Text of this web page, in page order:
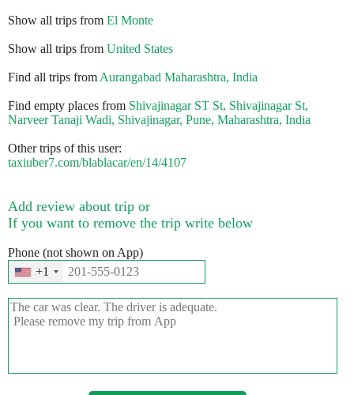
Show all trips from El Monte
Show all trips from United States
Find all trips from Aurangabad Maharashtra, India
Find empty places from Shivajinagar ST St, Shivajinagar St,
Narveer Tanaji Wadi, Shivajinagar, Pune, Maharashtra, India
Other trips of this user:
taxiuber7.com/blablacar/en/14/4107
Add review about trip or
If you want to remove the trip write below
Phone (not shown on App)
+1